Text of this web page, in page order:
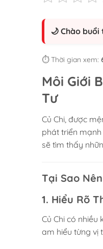
🌙 Chào
⏱️ Thời gian xem:
Môi Giới
Tư
Củ Chi, được
phát triển mạnh
sẽ tìm thấy
Tại Sao
1. Hiểu Rõ
Củ Chi có
am hiểu từng vị